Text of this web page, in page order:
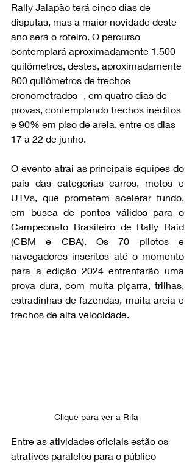
Rally Jalapão terá cinco dias de
disputas, mas a maior novidade deste
ano será o roteiro. O percurso
contemplará aproximadamente 1.500
quilômetros, destes, aproximadamente
800 quilômetros de trechos
cronometrados -, em quatro dias de
provas, contemplando trechos inéditos
e 90% em piso de areia, entre os dias
17 a 22 de junho.
O evento atrai as principais equipes do
país das categorias carros, motos e
UTVs, que prometem acelerar fundo,
em busca de pontos válidos para o
Campeonato Brasileiro de Rally Raid
(CBM e CBA). Os 70 pilotos e
navegadores inscritos até o momento
para a edição 2024 enfrentarão uma
prova dura, com muita piçarra, trilhas,
estradinhas de fazendas, muita areia e
trechos de alta velocidade.
Clique para ver a Rifa
Entre as atividades oficiais estão os
atrativos paralelos para o público